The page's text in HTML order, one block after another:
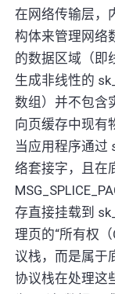
在网络传输层，
构体来管理网络
的数据区域（即
生成非线性的
数组）并不包含
向页缓存中现有
当应用程序通过
络套接字，且在
存直接挂载到
理页的“所有权
议栈，而是属于
协议栈在处理这